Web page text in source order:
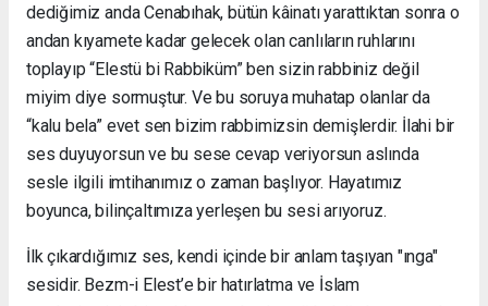
dediğimiz anda Cenabıhak, bütün kâinatı yarattıktan sonra o
andan kıyamete kadar gelecek olan canlıların ruhlarını
toplayıp “Elestü bi Rabbiküm” ben sizin rabbiniz değil
miyim diye sormuştur. Ve bu soruya muhatap olanlar da
“kalu bela” evet sen bizim rabbimizsin demişlerdir. İlahi bir
ses duyuyorsun ve bu sese cevap veriyorsun aslında
sesle ilgili imtihanımız o zaman başlıyor. Hayatımız
boyunca, bilinçaltımıza yerleşen bu sesi arıyoruz.
İlk çıkardığımız ses, kendi içinde bir anlam taşıyan "ınga"
sesidir. Bezm-i Elest’e bir hatırlatma ve İslam